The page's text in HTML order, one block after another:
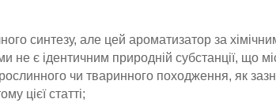
синтезу, але цей ароматизатор за
не є ідентичним природній субстанції, що
рослинного чи тваринного походження, як
цієї статті;